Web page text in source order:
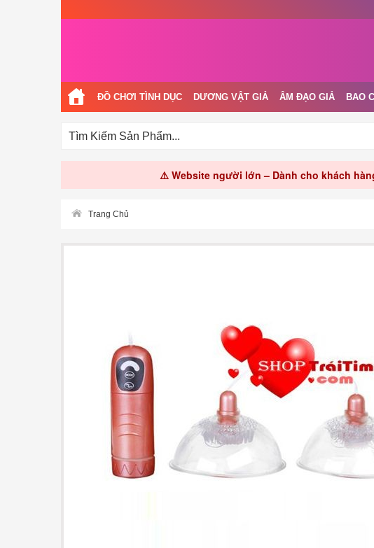
ĐỒ CHƠI TÌNH DỤC DƯƠNG VẬT GIẢ ÂM ĐẠO GIẢ BAO
⚠️ Website người lớn – Dành cho khách
Trang Chủ